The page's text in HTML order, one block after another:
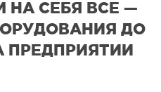
НА СЕБЯ ВСЕ —
ДО
ПРЕДПРИЯТИИ